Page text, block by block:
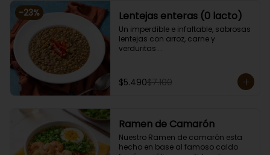
-23% Lentejas enteras (0 lacto)
Un imperdible e infaltable, sabrosas
lentejas con arroz, carne y
verduritas.
$5.490$7.100
Ramen de Camarón
Nuestro Ramen de camarón esta
hecho en base al famoso caldo